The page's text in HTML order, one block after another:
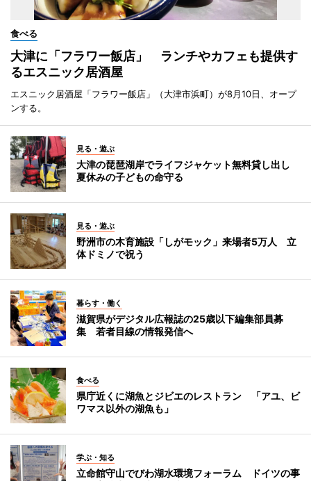
食べる
大津に「フラワー飯店」 ランチやカフェも提供す
るエスニック居酒屋
エスニック居酒屋「フラワー飯店」（大津市浜町）が8月10日、オープ
ンする。
見る・遊ぶ
大津の琵琶湖岸でライフジャケット無料貸し出し
夏休みの子どもの命守る
見る・遊ぶ
野洲市の木育施設「しがモック」来場者5万人 立
体ドミノで祝う
暮らす・働く
滋賀県がデジタル広報誌の25歳以下編集部員募
集 若者目線の情報発信へ
食べる
県庁近くに湖魚とジビエのレストラン 「アユ、ビ
ワマス以外の湖魚も」
学ぶ・知る
立命館守山でびわ湖水環境フォーラム ドイツの事